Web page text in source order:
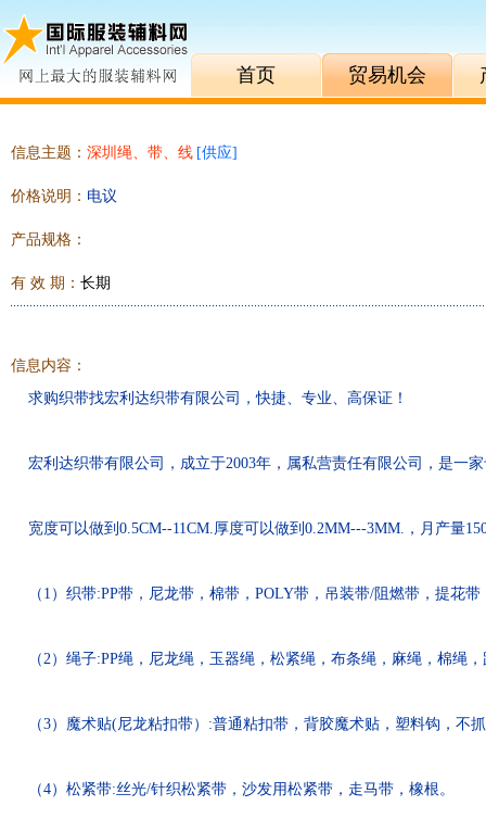
首页 贸易机会
信息主题： 深圳绳、带、线 [供应]
价格说明： 电议
产品规格：
有 效 期： 长期
信息内容：
求购织带找宏利达织带有限公司，快捷、专业、高保证！
宏利达织带有限公司，成立于2003年，属私营责任有限公司，是一
宽度可以做到0.5CM--11CM.厚度可以做到0.2MM---3MM.，月产量
（1）织带:PP带，尼龙带，棉带，POLY带，吊装带/阻燃带，提花带
（2）绳子:PP绳，尼龙绳，玉器绳，松紧绳，布条绳，麻绳，棉绳
（3）魔术贴(尼龙粘扣带）:普通粘扣带，背胶魔术贴，塑料钩，不
（4）松紧带:丝光/针织松紧带，沙发用松紧带，走马带，橡根。